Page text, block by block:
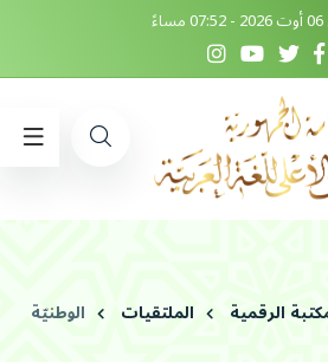
الرقمية الملتقيات الوطنيّة